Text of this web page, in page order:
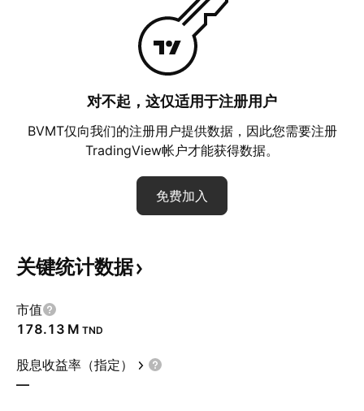
对不起，这仅适用于注册用户
BVMT仅向我们的注册用户提供数据，因此您需要注册
TradingView帐户才能获得数据。
免费加入
关键统计数据
市值
‪178.13 M‬ TND
股息收益率（指定）
—